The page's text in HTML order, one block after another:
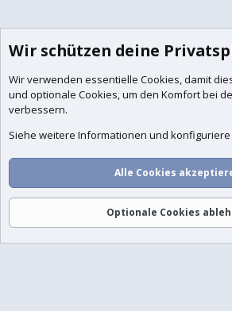
Foren Aktuelles Anmelden
Wir schützen deine
Wir verwenden essentielle Cookies, damit
und optionale Cookies, um den Komfort bei
verbessern.
Siehe weitere Informationen und
Alle Cookies
Optionale Cookies